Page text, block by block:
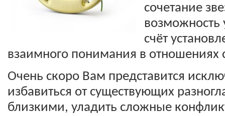
сочетание
возможность
счёт
Очень скоро Вам представится
избавиться от существующих
близкими, уладить сложные